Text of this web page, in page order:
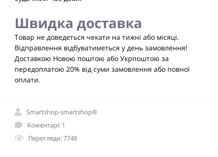
Швидка доставка
Товар не доведеться чекати на тижні або місяці.
Відправлення відбуватиметься у день замовлення!
Доставкою Новою поштою або Укрпоштою за
передоплатою 20% від суми замовлення або повної
оплати.
Smartshop-smartshop®
Коментарі: 1
Перегляди: 7748